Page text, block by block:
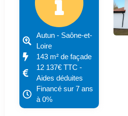
Autun - Saône-et-
Loire
143 m² de façade
12 137€ TTC -
Aides déduites
Financé sur 7 ans
à 0%